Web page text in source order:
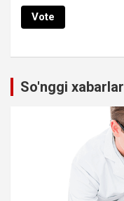
So'nggi xabarlar